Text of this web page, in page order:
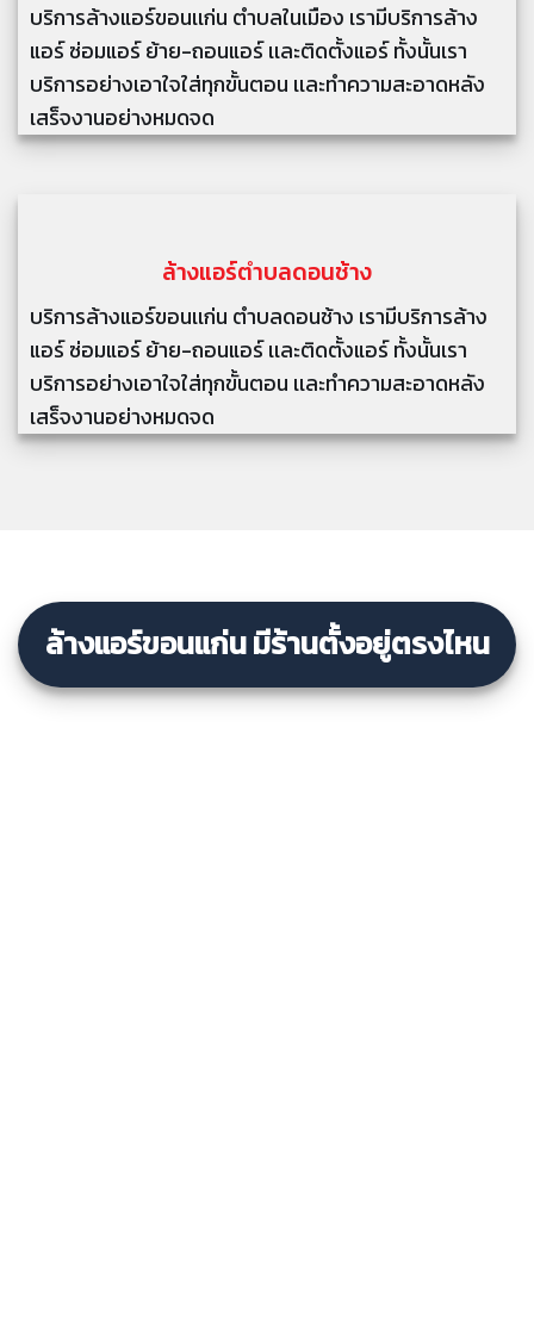
บริการล้างแอร์ขอนเเก่น ตำบลในเมือง เรามีบริการล้าง
แอร์ ซ่อมแอร์ ย้าย-ถอนแอร์ เเละติดตั้งแอร์ ทั้งนั้นเรา
บริการอย่างเอาใจใส่ทุกขั้นตอน เเละทำความสะอาดหลัง
เสร็จงานอย่างหมดจด
ล้างแอร์ตำบลดอนช้าง
บริการล้างแอร์ขอนเเก่น ตำบลดอนช้าง เรามีบริการล้าง
แอร์ ซ่อมแอร์ ย้าย-ถอนแอร์ เเละติดตั้งแอร์ ทั้งนั้นเรา
บริการอย่างเอาใจใส่ทุกขั้นตอน เเละทำความสะอาดหลัง
เสร็จงานอย่างหมดจด
ล้างแอร์ขอนแก่น มีร้านตั้งอยู่ตรงไหน